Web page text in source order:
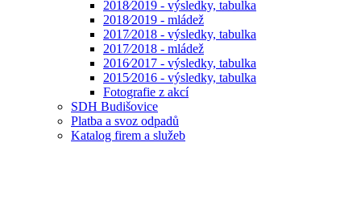
2018⁄2019 - výsledky, tabulka
2018⁄2019 - mládež
2017⁄2018 - výsledky, tabulka
2017⁄2018 - mládež
2016⁄2017 - výsledky, tabulka
2015⁄2016 - výsledky, tabulka
Fotografie z akcí
SDH Budišovice
Platba a svoz odpadů
Katalog firem a služeb